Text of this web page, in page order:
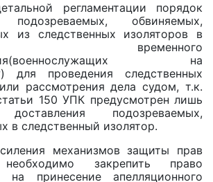
регламентации порядок
подозреваемых, обвиняемых,
из следственных изоляторов в
временного
на
для проведения следственных
рассмотрения дела судом, т.к.
150 УПК предусмотрен лишь
подозреваемых,
в следственный изолятор.
механизмов защиты прав
закрепить право
на принесение апелляционного